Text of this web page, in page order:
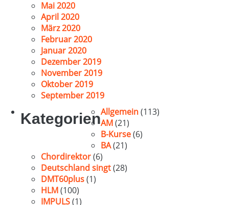
Mai 2020
April 2020
März 2020
Februar 2020
Januar 2020
Dezember 2019
November 2019
Oktober 2019
September 2019
KategorienAllgemein(113)
AM(21)
B-Kurse(6)
BA(21)
Chordirektor(6)
Deutschland singt(28)
DMT60plus(1)
HLM(100)
IMPULS(1)